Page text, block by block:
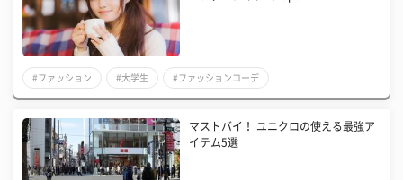
#ファッション #大学生 #ファッションコーデ
マストバイ！ ユニクロの使える最強ア
イテム5選